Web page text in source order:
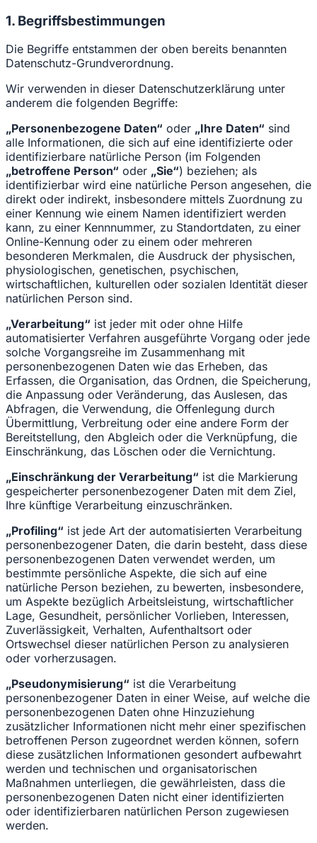
1. Begriffsbestimmungen
Die Begriffe entstammen der oben bereits benannten
Datenschutz-Grundverordnung.
Wir verwenden in dieser Datenschutzerklärung unter
anderem die folgenden Begriffe:
„Personenbezogene Daten“ oder „Ihre Daten“ sind
alle Informationen, die sich auf eine identifizierte oder
identifizierbare natürliche Person (im Folgenden
„betroffene Person“ oder „Sie“) beziehen; als
identifizierbar wird eine natürliche Person angesehen, die
direkt oder indirekt, insbesondere mittels Zuordnung zu
einer Kennung wie einem Namen identifiziert werden
kann, zu einer Kennnummer, zu Standortdaten, zu einer
Online-Kennung oder zu einem oder mehreren
besonderen Merkmalen, die Ausdruck der physischen,
physiologischen, genetischen, psychischen,
wirtschaftlichen, kulturellen oder sozialen Identität dieser
natürlichen Person sind.
„Verarbeitung“ ist jeder mit oder ohne Hilfe
automatisierter Verfahren ausgeführte Vorgang oder jede
solche Vorgangsreihe im Zusammenhang mit
personenbezogenen Daten wie das Erheben, das
Erfassen, die Organisation, das Ordnen, die Speicherung,
die Anpassung oder Veränderung, das Auslesen, das
Abfragen, die Verwendung, die Offenlegung durch
Übermittlung, Verbreitung oder eine andere Form der
Bereitstellung, den Abgleich oder die Verknüpfung, die
Einschränkung, das Löschen oder die Vernichtung.
„Einschränkung der Verarbeitung“ ist die Markierung
gespeicherter personenbezogener Daten mit dem Ziel,
Ihre künftige Verarbeitung einzuschränken.
„Profiling“ ist jede Art der automatisierten Verarbeitung
personenbezogener Daten, die darin besteht, dass diese
personenbezogenen Daten verwendet werden, um
bestimmte persönliche Aspekte, die sich auf eine
natürliche Person beziehen, zu bewerten, insbesondere,
um Aspekte bezüglich Arbeitsleistung, wirtschaftlicher
Lage, Gesundheit, persönlicher Vorlieben, Interessen,
Zuverlässigkeit, Verhalten, Aufenthaltsort oder
Ortswechsel dieser natürlichen Person zu analysieren
oder vorherzusagen.
„Pseudonymisierung“ ist die Verarbeitung
personenbezogener Daten in einer Weise, auf welche die
personenbezogenen Daten ohne Hinzuziehung
zusätzlicher Informationen nicht mehr einer spezifischen
betroffenen Person zugeordnet werden können, sofern
diese zusätzlichen Informationen gesondert aufbewahrt
werden und technischen und organisatorischen
Maßnahmen unterliegen, die gewährleisten, dass die
personenbezogenen Daten nicht einer identifizierten
oder identifizierbaren natürlichen Person zugewiesen
werden.